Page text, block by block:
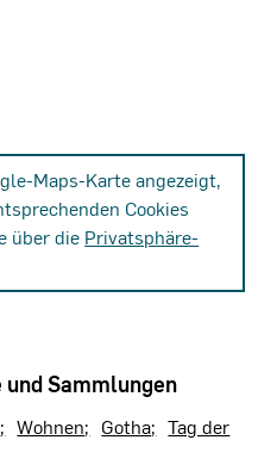
Maps-Karte angezeigt,
Cookies
über die Privatsphäre-
Sammlungen
Wohnen Gotha
Tag der